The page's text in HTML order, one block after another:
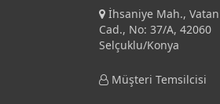
İhsaniye Mah., Vatan
Cad., No: 37/A, 42060
Selçuklu/Konya
Müşteri Temsilcisi